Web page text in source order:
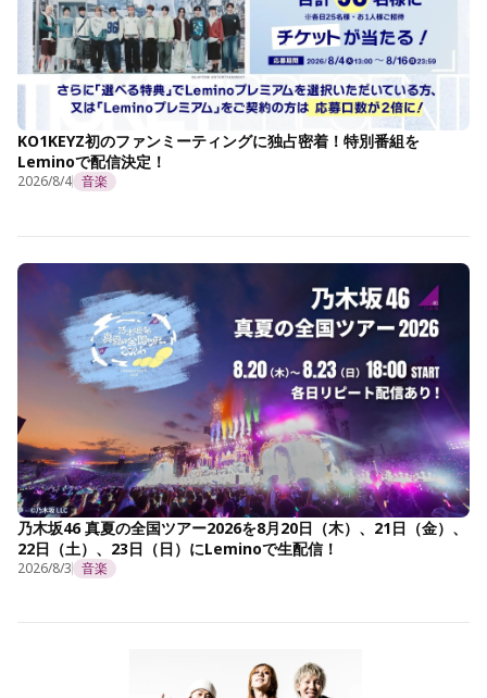
KO1KEYZ初のファンミーティングに独占密着！特別番組を
Leminoで配信決定！
2026/8/4 音楽
乃木坂46 真夏の全国ツアー2026を8月20日（木）、21日（金）、
22日（土）、23日（日）にLeminoで生配信！
2026/8/3 音楽